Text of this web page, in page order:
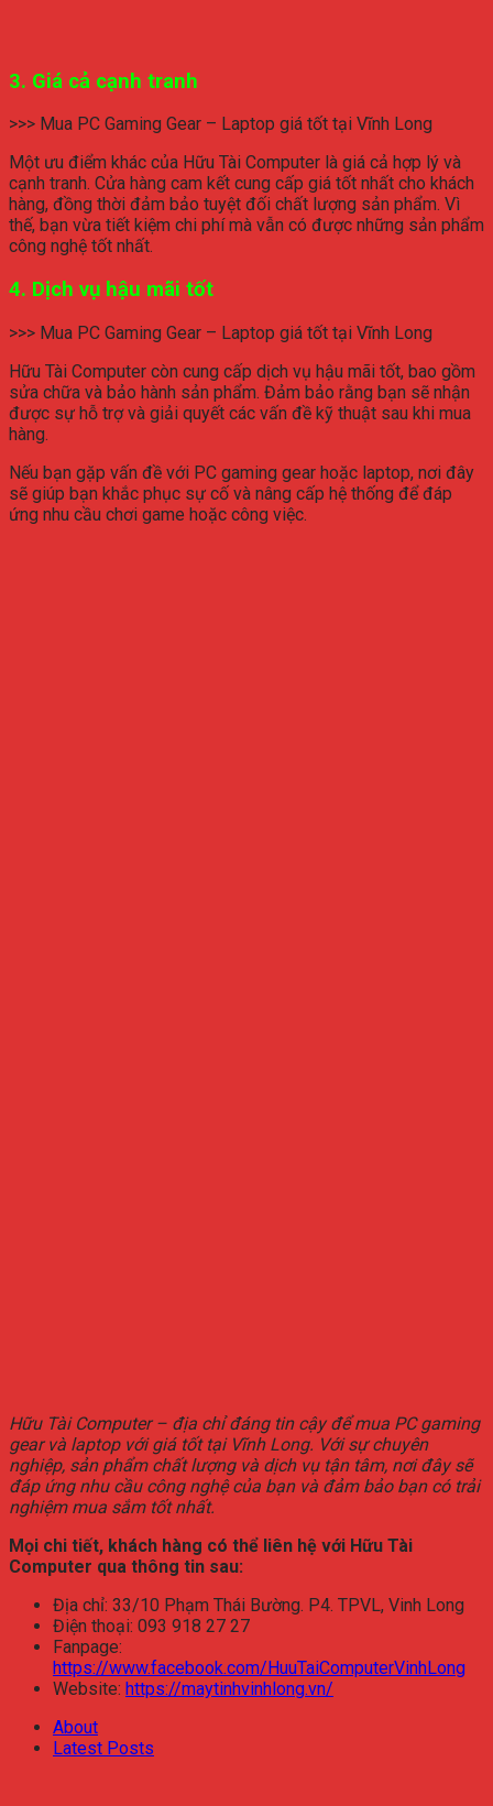
3. Giá cả cạnh tranh
>>> Mua PC Gaming Gear – Laptop giá tốt tại Vĩnh Long
Một ưu điểm khác của Hữu Tài Computer là giá cả hợp lý và
cạnh tranh. Cửa hàng cam kết cung cấp giá tốt nhất cho khách
hàng, đồng thời đảm bảo tuyệt đối chất lượng sản phẩm. Vì
thế, bạn vừa tiết kiệm chi phí mà vẫn có được những sản phẩm
công nghệ tốt nhất.
4. Dịch vụ hậu mãi tốt
>>> Mua PC Gaming Gear – Laptop giá tốt tại Vĩnh Long
Hữu Tài Computer còn cung cấp dịch vụ hậu mãi tốt, bao gồm
sửa chữa và bảo hành sản phẩm. Đảm bảo rằng bạn sẽ nhận
được sự hỗ trợ và giải quyết các vấn đề kỹ thuật sau khi mua
hàng.
Nếu bạn gặp vấn đề với PC gaming gear hoặc laptop, nơi đây
sẽ giúp bạn khắc phục sự cố và nâng cấp hệ thống để đáp
ứng nhu cầu chơi game hoặc công việc.
Hữu Tài Computer – địa chỉ đáng tin cậy để mua PC gaming
gear và laptop với giá tốt tại Vĩnh Long. Với sự chuyên
nghiệp, sản phẩm chất lượng và dịch vụ tận tâm, nơi đây sẽ
đáp ứng nhu cầu công nghệ của bạn và đảm bảo bạn có trải
nghiệm mua sắm tốt nhất.
Mọi chi tiết, khách hàng có thể liên hệ với Hữu Tài
Computer qua thông tin sau:
Địa chỉ: 33/10 Phạm Thái Bường. P4. TPVL, Vinh Long
Điện thoại: 093 918 27 27
Fanpage:
https://www.facebook.com/HuuTaiComputerVinhLong
Website: https://maytinhvinhlong.vn/
About
Latest Posts